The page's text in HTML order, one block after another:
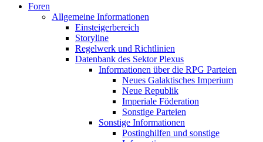
Foren
Allgemeine Informationen
Einsteigerbereich
Storyline
Regelwerk und Richtlinien
Datenbank des Sektor Plexus
Informationen über die RPG Parteien
Neues Galaktisches Imperium
Neue Republik
Imperiale Föderation
Sonstige Parteien
Sonstige Informationen
Postinghilfen und sonstige